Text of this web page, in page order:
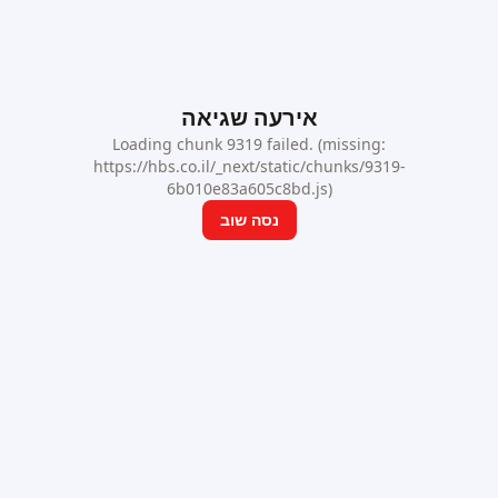
אירעה שגיאה
Loading chunk 9319 failed. (missing:
https://hbs.co.il/_next/static/chunks/9319-
6b010e83a605c8bd.js)